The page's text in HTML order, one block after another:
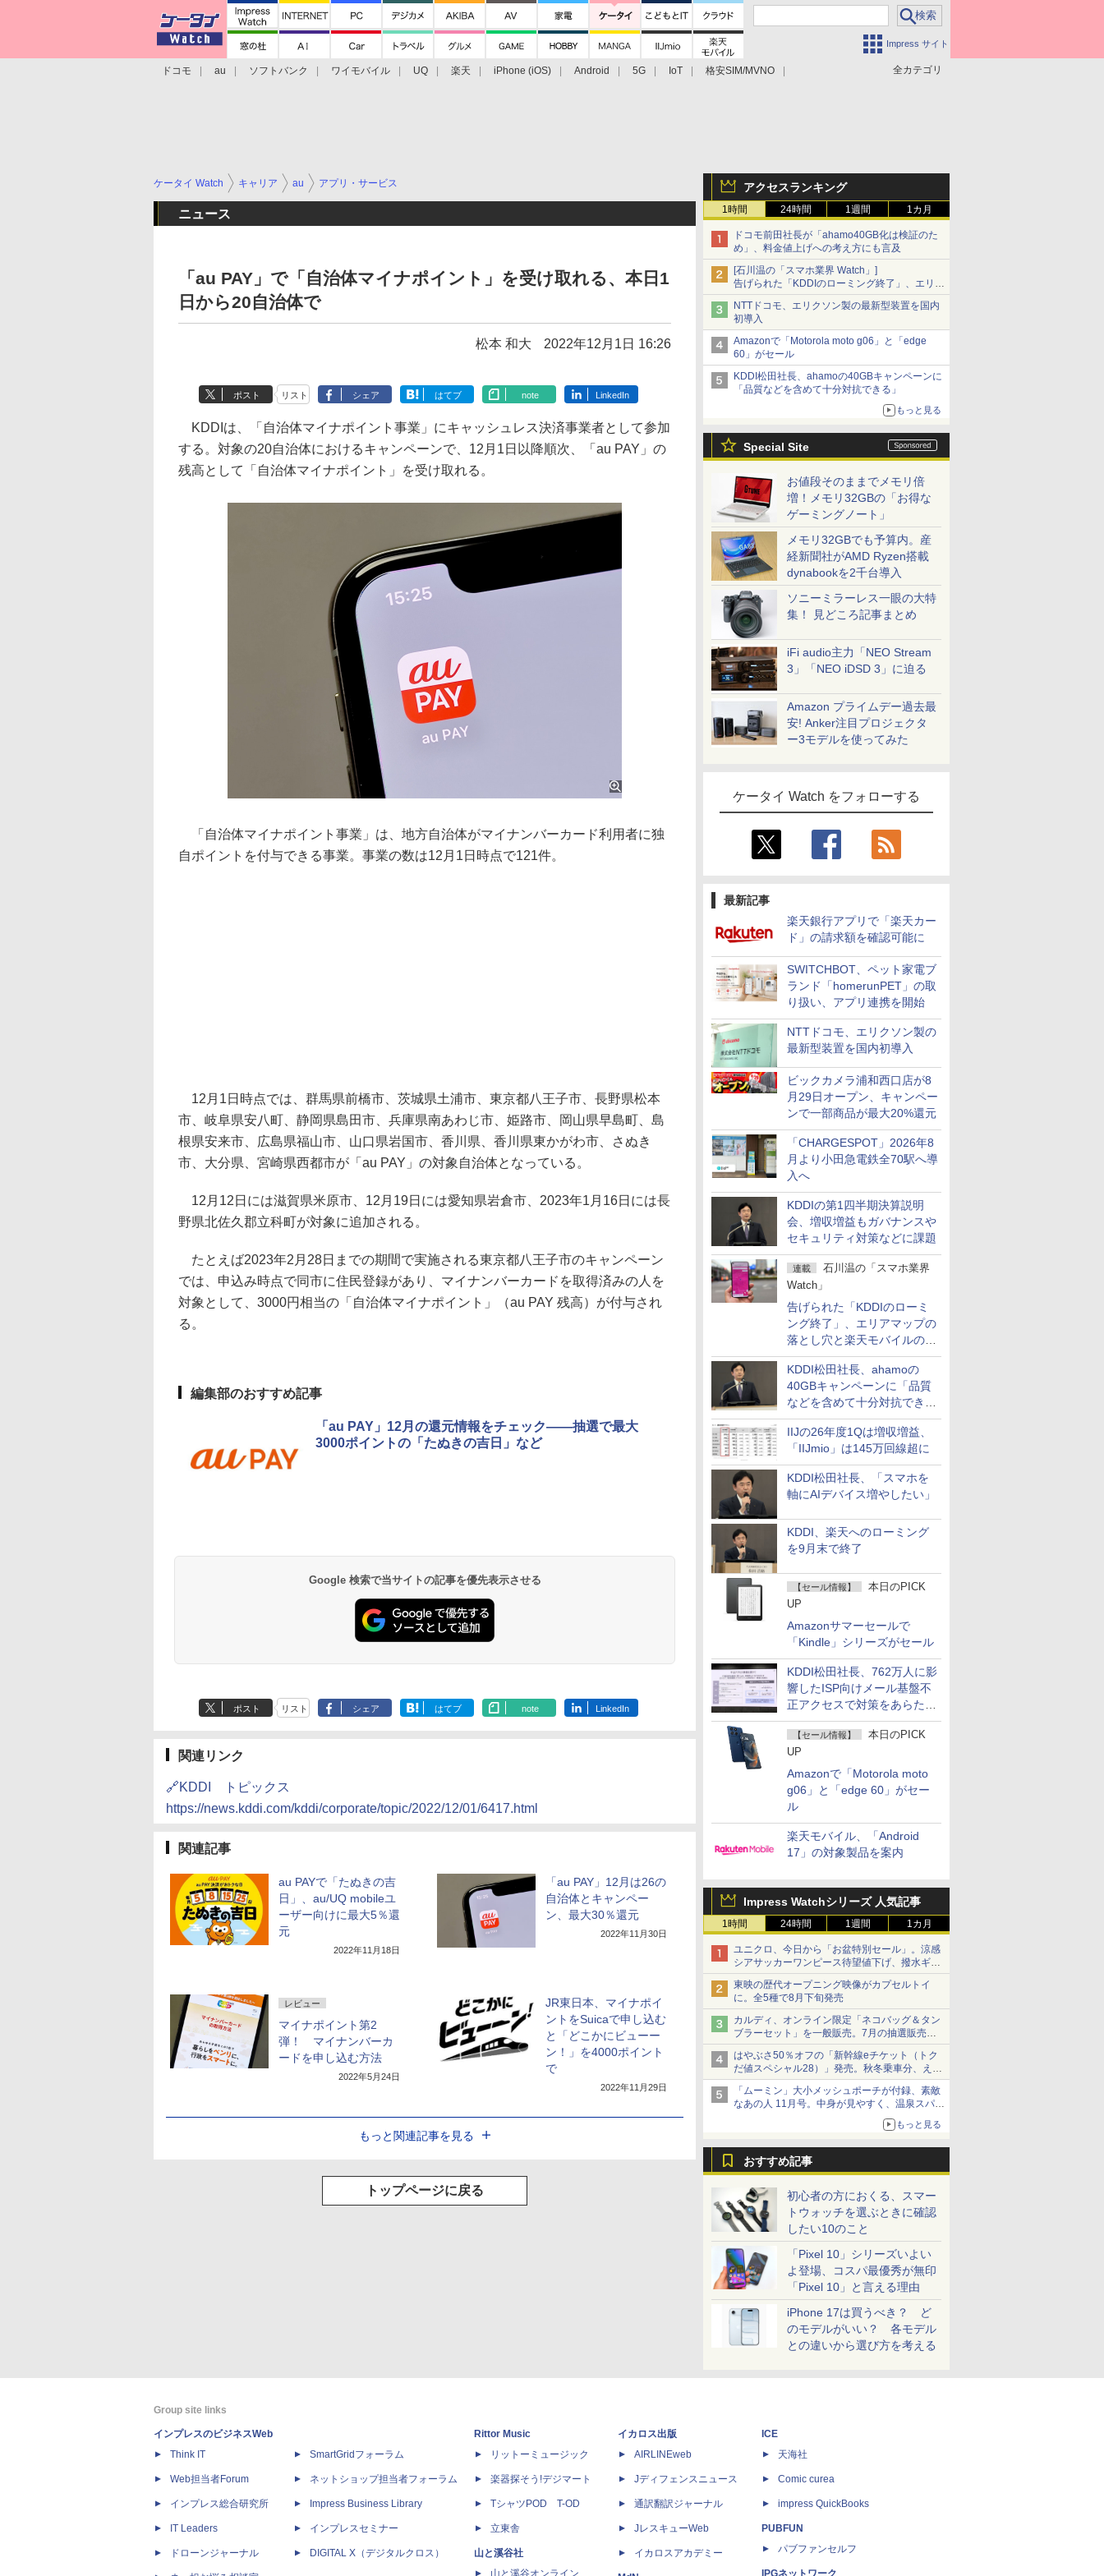
Impress サイト
全カテゴリ
ドコモ au ソフトバンク ワイモバイル UQ 楽天 iPhone (iOS) Android 5G IoT
格安SIM/MVNO
アクセスランキング
1時間 24時間 1週間 1カ月
ドコモ前田社長が「ahamo40GB化は検証のた
め」、料金値上げへの考え方にも言及
[石川温の「スマホ業界 Watch」]
告げられた「KDDIのローミング終了」、エリア
マップの落とし穴と楽天モバイルの課題
NTTドコモ、エリクソン製の最新型装置を国内
初導入
Amazonで「Motorola moto g06」と「edge
60」がセール
KDDI松田社長、ahamoの40GBキャンペーンに
「品質などを含めて十分対抗できる」
もっと見る
Special Site
お値段そのままでメモリ倍
増！メモリ32GBの「お得な
ゲーミングノート」
メモリ32GBでも予算内。産
経新聞社がAMD Ryzen搭載
dynabookを2千台導入
ソニーミラーレス一眼の大特
集！ 見どころ記事まとめ
iFi audio主力「NEO Stream
3」「NEO iDSD 3」に迫る
Amazon プライムデー過去最
安! Anker注目プロジェクタ
ー3モデルを使ってみた
ケータイ Watch をフォローする
最新記事
楽天銀行アプリで「楽天カー
ド」の請求額を確認可能に
SWITCHBOT、ペット家電ブ
ランド「homerunPET」の取
り扱い、アプリ連携を開始
NTTドコモ、エリクソン製の
最新型装置を国内初導入
ビックカメラ浦和西口店が8
月29日オープン、キャンペー
ンで一部商品が最大20%還元
「CHARGESPOT」2026年8
月より小田急電鉄全70駅へ導
入へ
KDDIの第1四半期決算説明
会、増収増益もガバナンスや
セキュリティ対策などに課題
連載
石川温の「スマホ業界
Watch」
告げられた「KDDIのローミ
ング終了」、エリアマップの
落とし穴と楽天モバイルの課
題
KDDI松田社長、ahamoの
40GBキャンペーンに「品質
などを含めて十分対抗でき
る」
IIJの26年度1Qは増収増益、
「IIJmio」は145万回線超に
KDDI松田社長、「スマホを
軸にAIデバイス増やしたい」
KDDI、楽天へのローミング
を9月末で終了
【セール情報】
本日のPICK
UP
Amazonサマーセールで
「Kindle」シリーズがセール
KDDI松田社長、762万人に影
響したISP向けメール基盤不
正アクセスで対策をあらため
て説明
【セール情報】
本日のPICK
UP
Amazonで「Motorola moto
g06」と「edge 60」がセー
ル
楽天モバイル、「Android
17」の対象製品を案内
Impress Watchシリーズ 人気記事
1時間 24時間 1週間 1カ月
ユニクロ、今日から「お盆特別セール」。涼感
シアサッカーワンピース待望値下げ、撥水ギア
ショーツは1990円に
東映の歴代オープニング映像がカプセルトイ
に。全5種で8月下旬発売
カルディ、オンライン限定「ネコバッグ＆タン
ブラーセット」を一般販売。7月の抽選販売の
当選無効分
はやぶさ50％オフの「新幹線eチケット（トク
だ値スペシャル28）」発売。秋冬乗車分、えき
ねっと限定
「ムーミン」大小メッシュポーチが付録、素敵
なあの人 11月号。中身が見やすく、温泉スパに
もっと見る
おすすめ記事
初心者の方におくる、スマー
トウォッチを選ぶときに確認
したい10のこと
「Pixel 10」シリーズいよい
よ登場、コスパ最優秀が無印
「Pixel 10」と言える理由
iPhone 17は買うべき？ ど
のモデルがいい？ 各モデル
との違いから選び方を考える
ケータイ Watch キャリア au アプリ・サービス
ニュース
「au PAY」で「自治体マイナポイント」を受け取れる、本日1
日から20自治体で
松本 和大 2022年12月1日 16:26
ポスト リスト シェア はてブ note LinkedIn
KDDIは、「自治体マイナポイント事業」にキャッシュレス決済事業者として参加
する。対象の20自治体におけるキャンペーンで、12月1日以降順次、「au PAY」の
残高として「自治体マイナポイント」を受け取れる。
「自治体マイナポイント事業」は、地方自治体がマイナンバーカード利用者に独
自ポイントを付与できる事業。事業の数は12月1日時点で121件。
12月1日時点では、群馬県前橋市、茨城県土浦市、東京都八王子市、長野県松本
市、岐阜県安八町、静岡県島田市、兵庫県南あわじ市、姫路市、岡山県早島町、島
根県安来市、広島県福山市、山口県岩国市、香川県、香川県東かがわ市、さぬき
市、大分県、宮崎県西都市が「au PAY」の対象自治体となっている。
12月12日には滋賀県米原市、12月19日には愛知県岩倉市、2023年1月16日には長
野県北佐久郡立科町が対象に追加される。
たとえば2023年2月28日までの期間で実施される東京都八王子市のキャンペーン
では、申込み時点で同市に住民登録があり、マイナンバーカードを取得済みの人を
対象として、3000円相当の「自治体マイナポイント」（au PAY 残高）が付与され
る。
編集部のおすすめ記事
「au PAY」12月の還元情報をチェック――抽選で最大
3000ポイントの「たぬきの吉日」など
Google 検索で当サイトの記事を優先表示させる
ポスト リスト シェア はてブ note LinkedIn
関連リンク
🔗KDDI トピックス
https://news.kddi.com/kddi/corporate/topic/2022/12/01/6417.html
関連記事
au PAYで「たぬきの吉
日」、au/UQ mobileユ
ーザー向けに最大5％還
元
2022年11月18日
「au PAY」12月は26の
自治体とキャンペー
ン、最大30％還元
2022年11月30日
レビュー
マイナポイント第2
弾！ マイナンバーカ
ードを申し込む方法
2022年5月24日
JR東日本、マイナポイ
ントをSuicaで申し込む
と「どこかにビューー
ン！」を4000ポイント
で
2022年11月29日
もっと関連記事を見る
トップページに戻る
Group site links
インプレスのビジネスWeb
Think IT
Web担当者Forum
インプレス総合研究所
IT Leaders
ドローンジャーナル
SmartGridフォーラム
ネットショップ担当者フォーラム
Impress Business Library
インプレスセミナー
DIGITAL X（デジタルクロス）
Rittor Music
リットーミュージック
楽器探そう!デジマート
TシャツPOD T-OD
立東舎
山と溪谷社
山と溪谷オンライン
イカロス出版
AIRLINEweb
Jディフェンスニュース
通訳翻訳ジャーナル
JレスキューWeb
イカロスアカデミー
ICE
天海社
Comic curea
impress QuickBooks
PUBFUN
パブファンセルフ
IPGネットワーク